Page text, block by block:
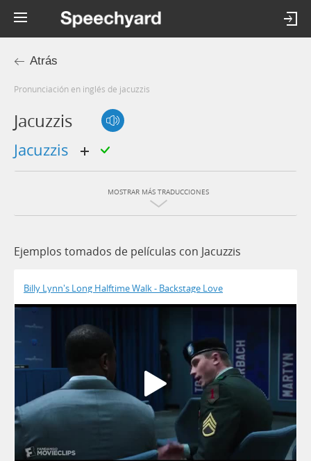
Atrás
Pronunciación en inglés de jacuzzis
Jacuzzis
jacuzzis
MOSTRAR MÁS TRADUCCIONES
Ejemplos tomados de películas con Jacuzzis
Billy Lynn's Long Halftime Walk - Backstage Love